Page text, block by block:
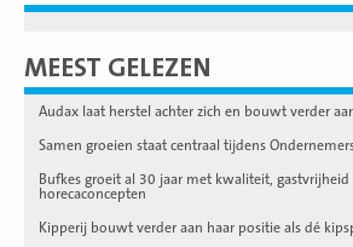
MEEST GELEZEN
Audax laat herstel achter zich en bouwt verder
Samen groeien staat centraal tijdens
Bufkes groeit al 30 jaar met kwaliteit,
horecaconcepten
Kipperij bouwt verder aan haar positie als dé